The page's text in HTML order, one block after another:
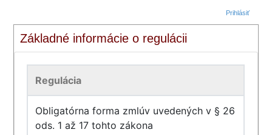
Prihlásiť
Základné informácie o regulácii
Regulácia
Obligatórna forma zmlúv uvedených v § 26
ods. 1 až 17 tohto zákona